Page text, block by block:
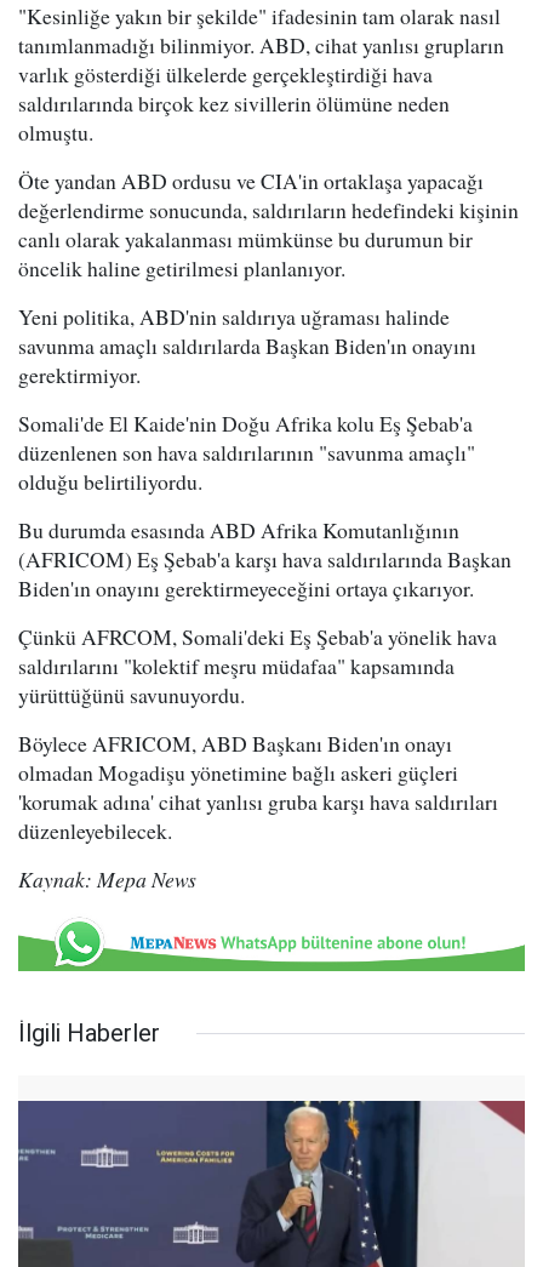
"Kesinliğe yakın bir şekilde" ifadesinin tam olarak nasıl
tanımlanmadığı bilinmiyor. ABD, cihat yanlısı grupların
varlık gösterdiği ülkelerde gerçekleştirdiği hava
saldırılarında birçok kez sivillerin ölümüne neden
olmuştu.
Öte yandan ABD ordusu ve CIA'in ortaklaşa yapacağı
değerlendirme sonucunda, saldırıların hedefindeki kişinin
canlı olarak yakalanması mümkünse bu durumun bir
öncelik haline getirilmesi planlanıyor.
Yeni politika, ABD'nin saldırıya uğraması halinde
savunma amaçlı saldırılarda Başkan Biden'ın onayını
gerektirmiyor.
Somali'de El Kaide'nin Doğu Afrika kolu Eş Şebab'a
düzenlenen son hava saldırılarının "savunma amaçlı"
olduğu belirtiliyordu.
Bu durumda esasında ABD Afrika Komutanlığının
(AFRICOM) Eş Şebab'a karşı hava saldırılarında Başkan
Biden'ın onayını gerektirmeyeceğini ortaya çıkarıyor.
Çünkü AFRCOM, Somali'deki Eş Şebab'a yönelik hava
saldırılarını "kolektif meşru müdafaa" kapsamında
yürüttüğünü savunuyordu.
Böylece AFRICOM, ABD Başkanı Biden'ın onayı
olmadan Mogadişu yönetimine bağlı askeri güçleri
'korumak adına' cihat yanlısı gruba karşı hava saldırıları
düzenleyebilecek.
Kaynak: Mepa News
İlgili Haberler